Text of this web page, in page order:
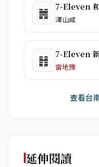
䷞ 7-Eleven
澤山咸
䷏ 7-Eleven
雷地豫
查看台
延伸閱讀